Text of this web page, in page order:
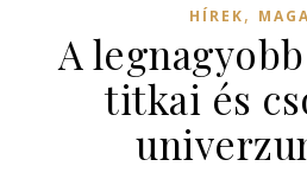
HÍREK,
A
titkai és